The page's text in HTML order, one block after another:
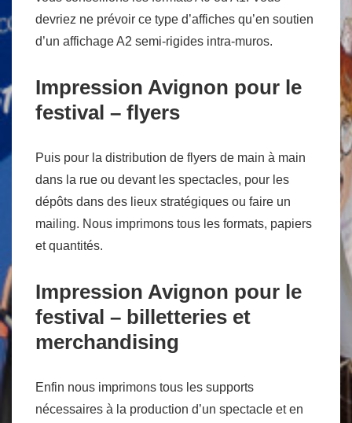
devriez ne prévoir ce type d’affiches qu’en soutien
d’un affichage A2 semi-rigides intra-muros.
Impression Avignon pour le
festival – flyers
Puis pour la distribution de flyers de main à main
dans la rue ou devant les spectacles, pour les
dépôts dans des lieux stratégiques ou faire un
mailing. Nous imprimons tous les formats, papiers
et quantités.
Impression Avignon pour le
festival – billetteries et
merchandising
Enfin nous imprimons tous les supports
nécessaires à la production d’un spectacle et en